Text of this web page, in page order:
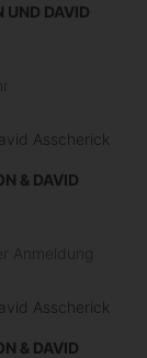
UND DAVID
& DAVID
Anmeldung
& DAVID